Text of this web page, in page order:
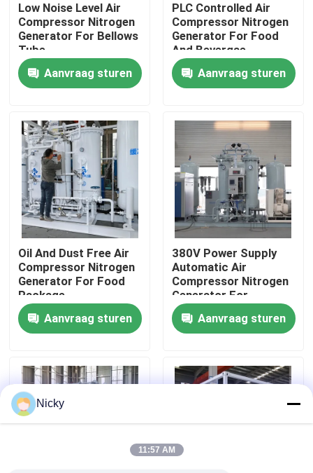
Thuis
Over ons
Fabriekstocht
Neem contact met ons op
Nieuws
Vraag een offerte
PSA stikstofgasgeneratoren
Low Noise Level Air
Compressor Nitrogen
Generator For Bellows
Tube
Aanvraag sturen
PLC Controlled Air
Compressor Nitrogen
Generator For Food
And Bevergae
Aanvraag sturen
Oil And Dust Free Air
Compressor Nitrogen
Generator For Food
Package
Aanvraag sturen
380V Power Supply
Automatic Air
Compressor Nitrogen
Generator For
Beverage Filling
Aanvraag sturen
Nicky
11:57 AM